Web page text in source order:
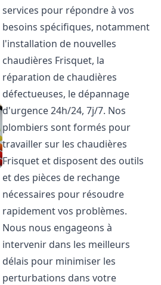
services pour répondre à vos
besoins spécifiques, notamment
l'installation de nouvelles
chaudières Frisquet, la
réparation de chaudières
défectueuses, le dépannage
d'urgence 24h/24, 7j/7. Nos
plombiers sont formés pour
travailler sur les chaudières
Frisquet et disposent des outils
et des pièces de rechange
nécessaires pour résoudre
rapidement vos problèmes.
Nous nous engageons à
intervenir dans les meilleurs
délais pour minimiser les
perturbations dans votre